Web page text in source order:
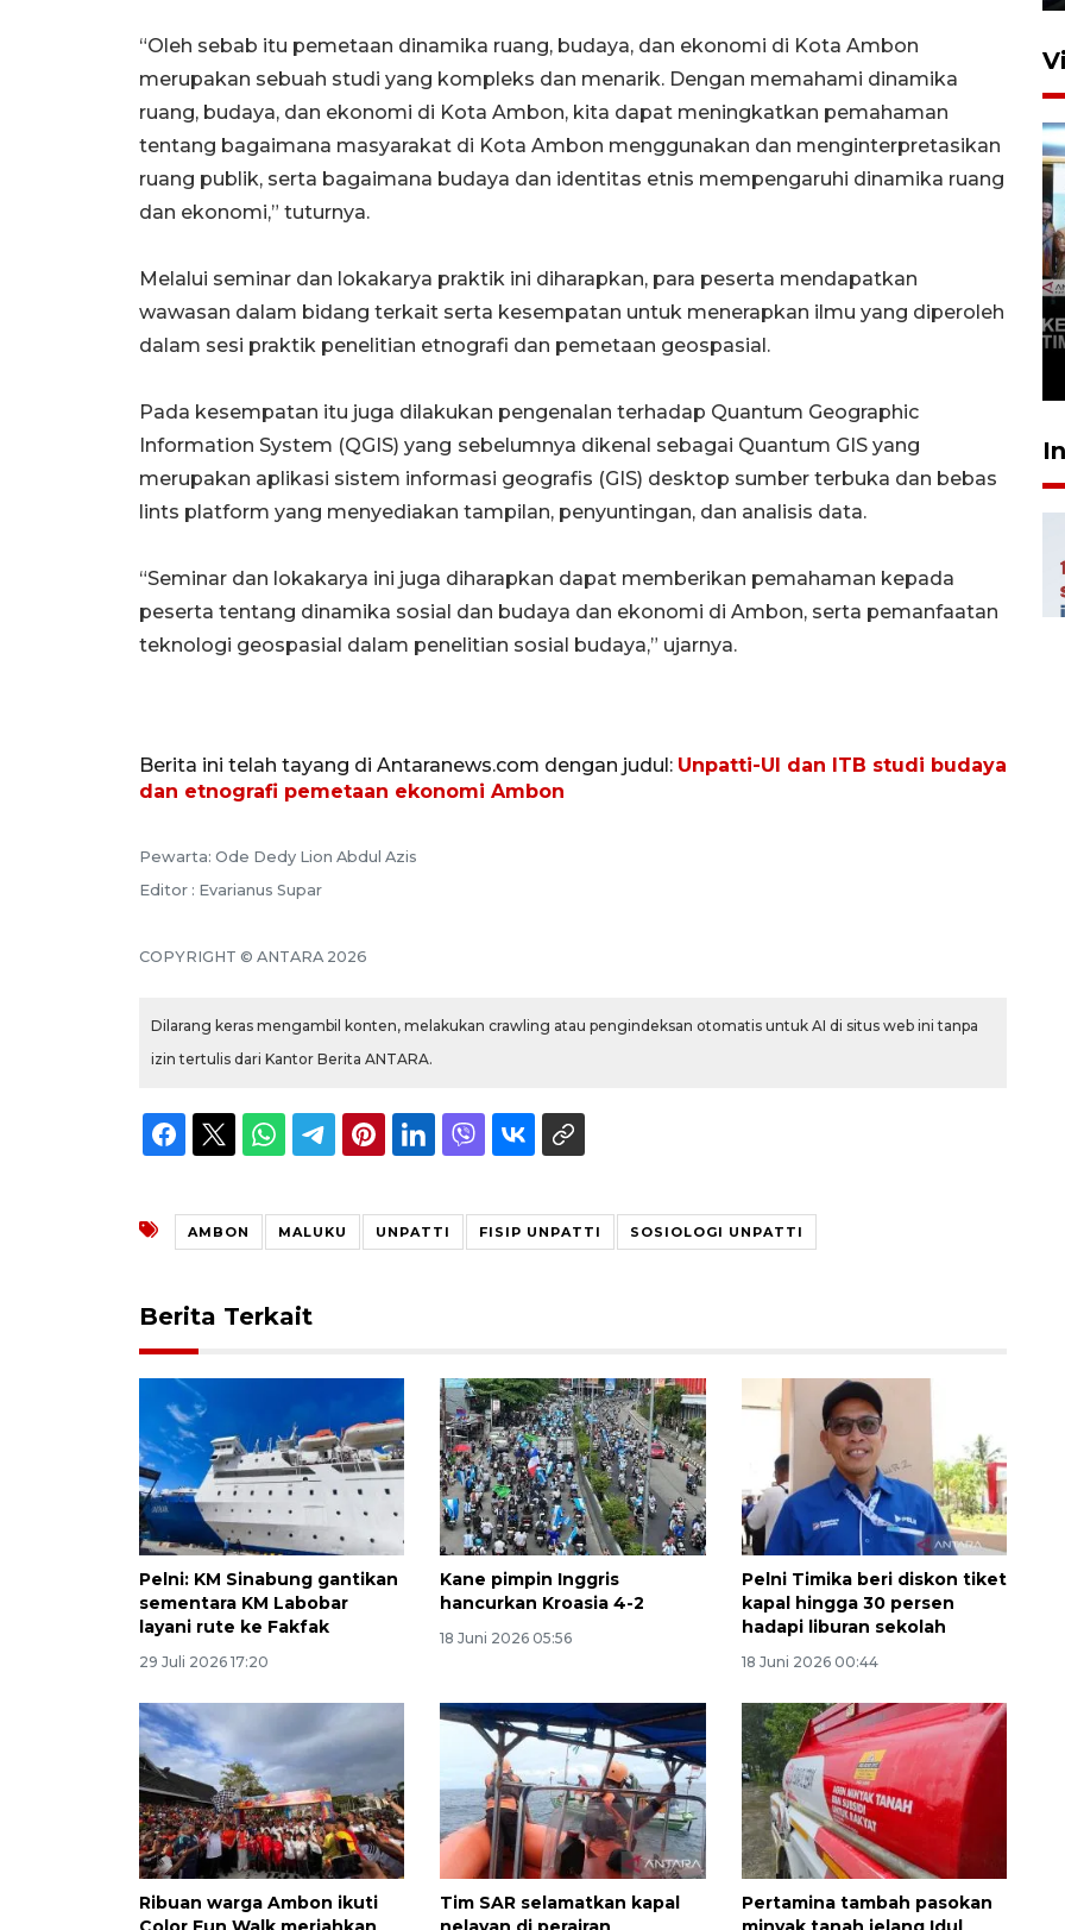
“Oleh sebab itu pemetaan dinamika ruang, budaya, dan ekonomi di Kota Ambon
merupakan sebuah studi yang kompleks dan menarik. Dengan memahami dinamika
ruang, budaya, dan ekonomi di Kota Ambon, kita dapat meningkatkan pemahaman
tentang bagaimana masyarakat di Kota Ambon menggunakan dan menginterpretasikan
ruang publik, serta bagaimana budaya dan identitas etnis mempengaruhi dinamika ruang
dan ekonomi,” tuturnya.
Melalui seminar dan lokakarya praktik ini diharapkan, para peserta mendapatkan
wawasan dalam bidang terkait serta kesempatan untuk menerapkan ilmu yang diperoleh
dalam sesi praktik penelitian etnografi dan pemetaan geospasial.
Pada kesempatan itu juga dilakukan pengenalan terhadap Quantum Geographic
Information System (QGIS) yang sebelumnya dikenal sebagai Quantum GIS yang
merupakan aplikasi sistem informasi geografis (GIS) desktop sumber terbuka dan bebas
lints platform yang menyediakan tampilan, penyuntingan, dan analisis data.
“Seminar dan lokakarya ini juga diharapkan dapat memberikan pemahaman kepada
peserta tentang dinamika sosial dan budaya dan ekonomi di Ambon, serta pemanfaatan
teknologi geospasial dalam penelitian sosial budaya,” ujarnya.
Berita ini telah tayang di Antaranews.com dengan judul: Unpatti-UI dan ITB studi budaya
dan etnografi pemetaan ekonomi Ambon
Pewarta: Ode Dedy Lion Abdul Azis
Editor : Evarianus Supar
COPYRIGHT © ANTARA 2026
Dilarang keras mengambil konten, melakukan crawling atau pengindeksan otomatis untuk AI di situs web ini tanpa
izin tertulis dari Kantor Berita ANTARA.
AMBON MALUKU UNPATTI FISIP UNPATTI SOSIOLOGI UNPATTI
Berita Terkait
Pelni: KM Sinabung gantikan
sementara KM Labobar
layani rute ke Fakfak
29 Juli 2026 17:20
Kane pimpin Inggris
hancurkan Kroasia 4-2
18 Juni 2026 05:56
Pelni Timika beri diskon tiket
kapal hingga 30 persen
hadapi liburan sekolah
18 Juni 2026 00:44
Ribuan warga Ambon ikuti
Tim SAR selamatkan kapal
Pertamina tambah pasokan
KORMI MIMIKA RUTIN GELAR
"CAR FREE DAY" SETIAP
SABTU
tumbuh 5,29 persen